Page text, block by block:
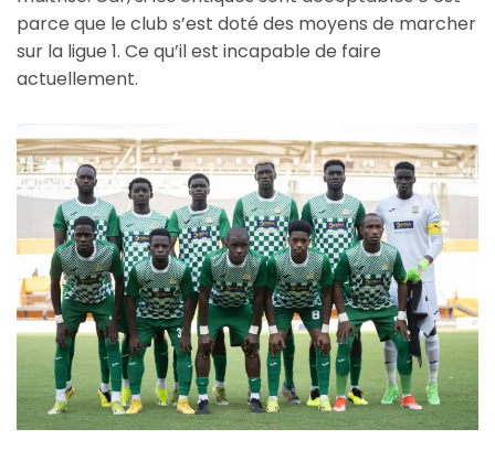
parce que le club s’est doté des moyens de marcher
sur la ligue 1. Ce qu’il est incapable de faire
actuellement.